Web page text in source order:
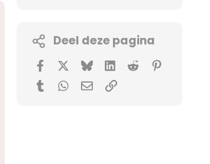
Deel deze pagina
FacebookX (Twitter)
Bluesky LinkedInReddit
Tumblr WhatsApp
E-mailkoppeling